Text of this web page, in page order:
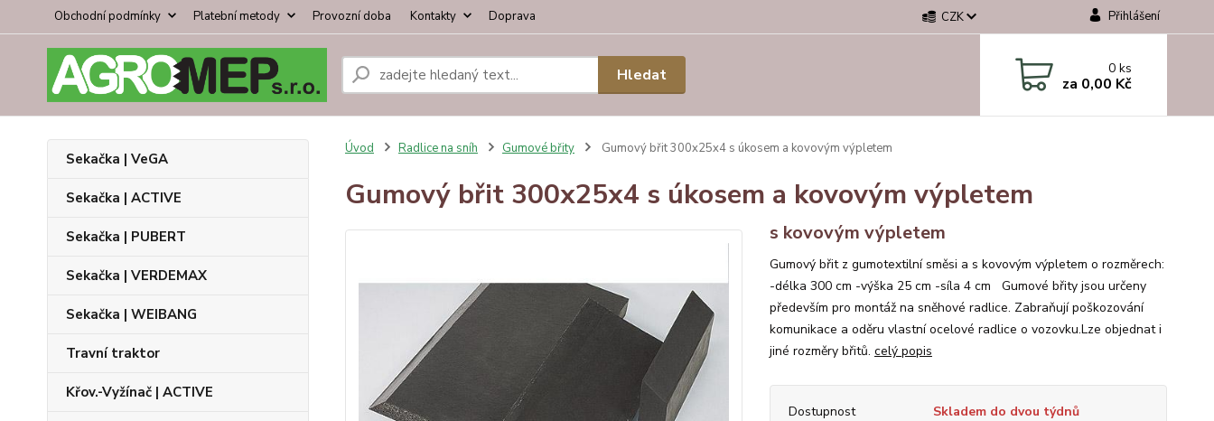
Obchodní podmínky Platební metody Provozní doba Kontakty Doprava CZK Přihlášení
Hledat 0ks
za 0,00 Kč
Sekačka | VeGA
Sekačka | ACTIVE
Sekačka | PUBERT
Sekačka | VERDEMAX
Sekačka | WEIBANG
Travní traktor
Křov.-Vyžínač | ACTIVE
Úvod Radlice na sníh Gumové břity Gumový břit 300x25x4 s úkosem a kovovým výpletem
Gumový břit 300x25x4 s úkosem a kovovým výpletem
s kovovým výpletem
Gumový břit z gumotextilní směsi a s kovovým výpletem o rozměrech:
-délka 300 cm -výška 25 cm -síla 4 cm Gumové břity jsou určeny
především pro montáž na sněhové radlice. Zabraňují poškozování
komunikace a oděru vlastní ocelové radlice o vozovku.Lze objednat i
jiné rozměry břitů. celý popis
Dostupnost Skladem do dvou týdnů